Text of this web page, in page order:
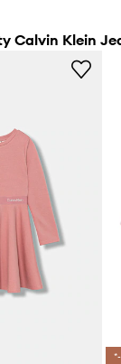
Calvin Klein